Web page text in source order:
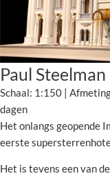
Paul
Schaal: 1:150 |
dagen
Het onlangs geopende
eerste
Het is tevens een van